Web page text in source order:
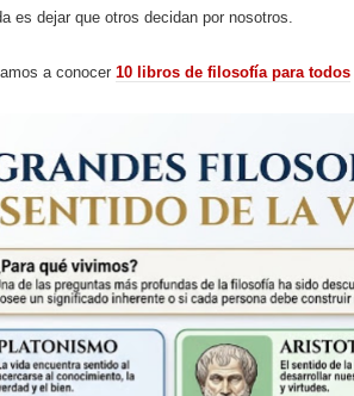
es dejar que otros decidan por nosotros.
a conocer 10 libros de filosofía para todos